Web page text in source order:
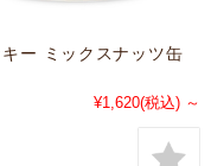
ー ミックスナッツ缶
¥1,620(税込) ～